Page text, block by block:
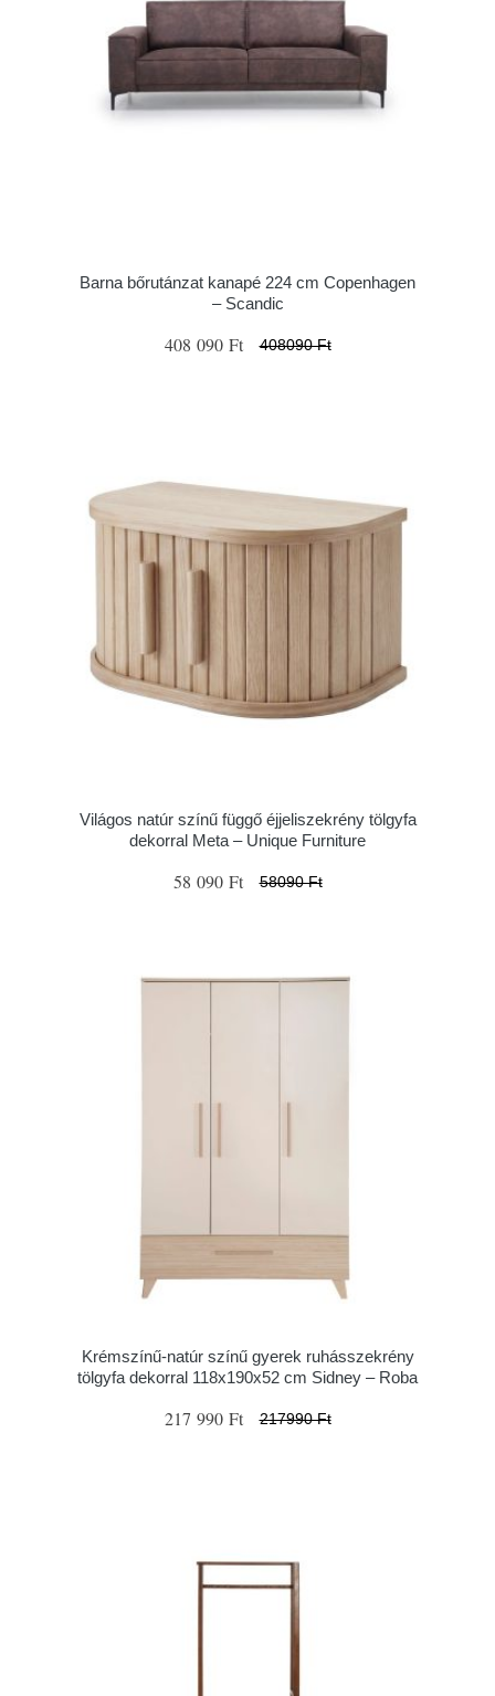
Barna bőrutánzat kanapé 224 cm Copenhagen
– Scandic
408 090 Ft 408090 Ft
Világos natúr színű függő éjjeliszekrény tölgyfa
dekorral Meta – Unique Furniture
58 090 Ft 58090 Ft
Krémszínű-natúr színű gyerek ruhásszekrény
tölgyfa dekorral 118x190x52 cm Sidney – Roba
217 990 Ft 217990 Ft